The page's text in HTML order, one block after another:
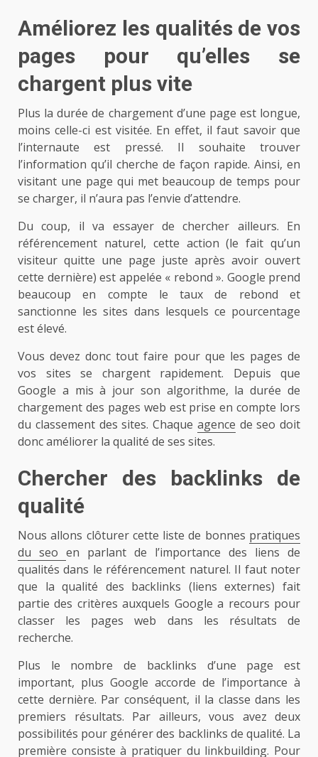
Améliorez les qualités de vos
pages pour qu’elles se
chargent plus vite
Plus la durée de chargement d’une page est longue,
moins celle-ci est visitée. En effet, il faut savoir que
l’internaute est pressé. Il souhaite trouver
l’information qu’il cherche de façon rapide. Ainsi, en
visitant une page qui met beaucoup de temps pour
se charger, il n’aura pas l’envie d’attendre.
Du coup, il va essayer de chercher ailleurs. En
référencement naturel, cette action (le fait qu’un
visiteur quitte une page juste après avoir ouvert
cette dernière) est appelée « rebond ». Google prend
beaucoup en compte le taux de rebond et
sanctionne les sites dans lesquels ce pourcentage
est élevé.
Vous devez donc tout faire pour que les pages de
vos sites se chargent rapidement. Depuis que
Google a mis à jour son algorithme, la durée de
chargement des pages web est prise en compte lors
du classement des sites. Chaque agence de seo doit
donc améliorer la qualité de ses sites.
Chercher des backlinks de
qualité
Nous allons clôturer cette liste de bonnes pratiques
du seo en parlant de l’importance des liens de
qualités dans le référencement naturel. Il faut noter
que la qualité des backlinks (liens externes) fait
partie des critères auxquels Google a recours pour
classer les pages web dans les résultats de
recherche.
Plus le nombre de backlinks d’une page est
important, plus Google accorde de l’importance à
cette dernière. Par conséquent, il la classe dans les
premiers résultats. Par ailleurs, vous avez deux
possibilités pour générer des backlinks de qualité. La
première consiste à pratiquer du linkbuilding. Pour